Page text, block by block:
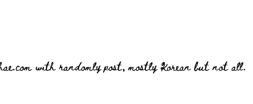
with randomly post, mostly Korean but not all.